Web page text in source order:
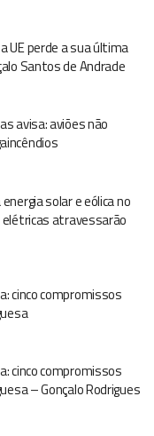
UE perde a sua última
Santos de Andrade
avisa: aviões não
solar e eólica no
atravessarão
cinco compromissos
cinco compromissos
– Gonçalo Rodrigues